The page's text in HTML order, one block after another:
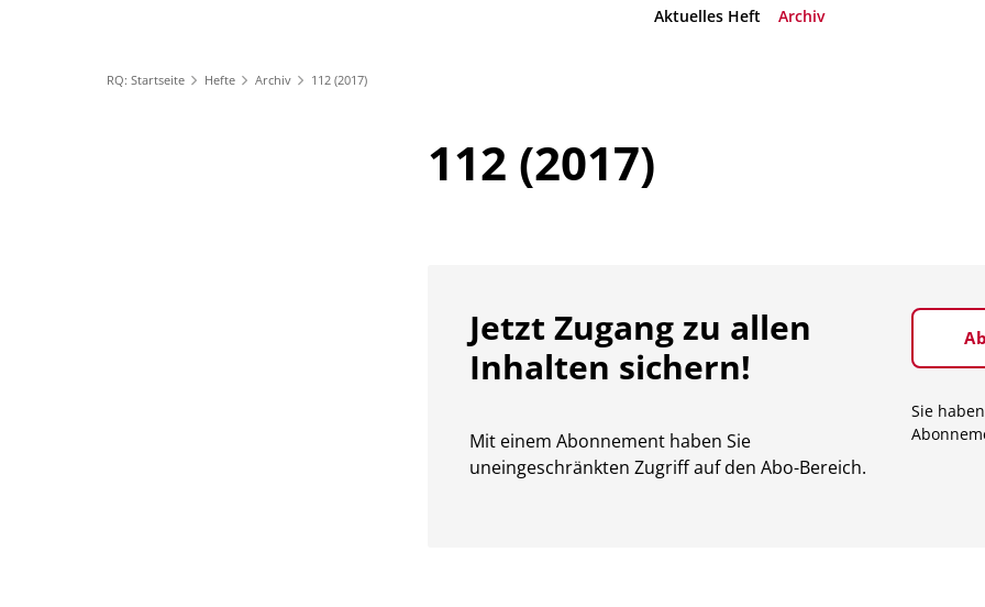
Aktuelles Heft Archiv
RQ: Startseite Hefte Archiv 112 (2017)
112 (2017)
Jetzt Zugang zu allen
Inhalten sichern!
Mit einem Abonnement haben Sie
uneingeschränkten Zugriff auf den Abo-Bereich.
Sie